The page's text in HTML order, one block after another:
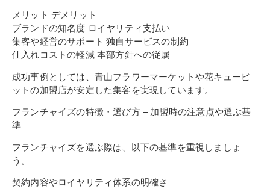
メリット デメリット
ブランドの知名度 ロイヤリティ支払い
集客や経営のサポート 独自サービスの制約
仕入れコストの軽減 本部方針への従属
成功事例としては、青山フラワーマーケットや花キューピ
ットの加盟店が安定した集客を実現しています。
フランチャイズの特徴・選び方 – 加盟時の注意点や選ぶ基
準
フランチャイズを選ぶ際は、以下の基準を重視しましょ
う。
契約内容やロイヤリティ体系の明確さ